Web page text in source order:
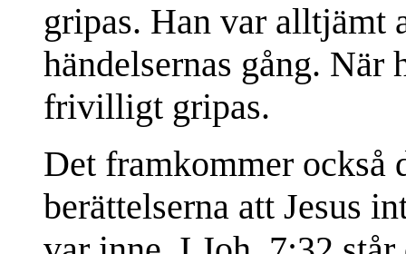
gripas. Han var alltjämt
händelsernas gång. När
frivilligt gripas.
Det framkommer också
berättelserna att Jesus